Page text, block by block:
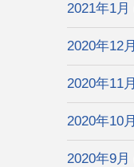
2021年1月
2020年12月
2020年11月
2020年10月
2020年9月